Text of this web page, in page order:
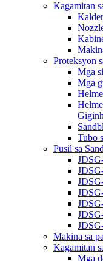
Kagamitan
Proteksyon
Mga
Mga
Tubo
Pusil sa
Makina sa
Kagamitan
Mga